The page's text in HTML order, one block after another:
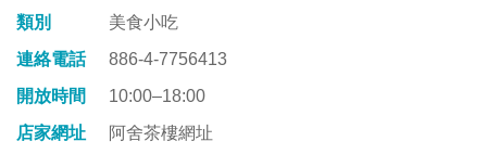
類別
美食小吃
連絡電話
886-4-7756413
開放時間
10:00–18:00
店家網址
阿舍茶樓網址